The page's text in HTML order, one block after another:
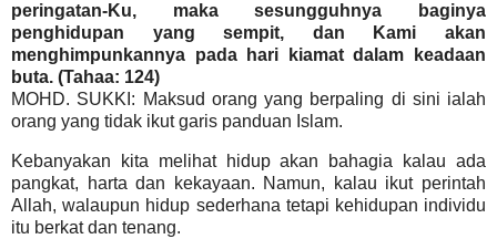
peringatan-Ku, maka sesungguhnya baginya
penghidupan yang sempit, dan Kami akan
menghimpunkannya pada hari kiamat dalam keadaan
buta. (Tahaa: 124)
MOHD. SUKKI: Maksud orang yang berpaling di sini ialah
orang yang tidak ikut garis panduan Islam.
Kebanyakan kita melihat hidup akan bahagia kalau ada
pangkat, harta dan kekayaan. Namun, kalau ikut perintah
Allah, walaupun hidup sederhana tetapi kehidupan individu
itu berkat dan tenang.